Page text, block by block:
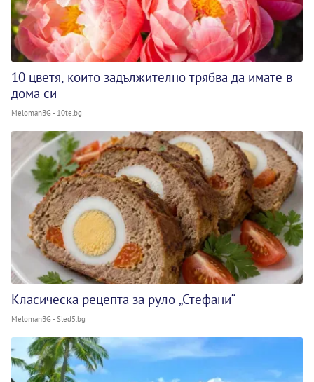
10 цветя, които задължително трябва да имате в
дома си
MelomanBG - 10te.bg
Класическа рецепта за руло „Стефани“
MelomanBG - Sled5.bg